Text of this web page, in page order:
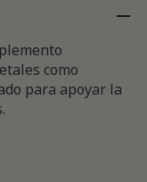
como
para apoyar la